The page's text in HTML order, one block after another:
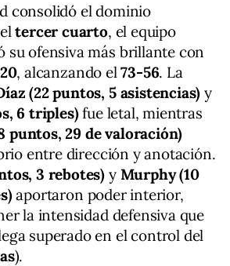
consolidó el dominio
tercer cuarto, el equipo
su ofensiva más brillante con
, alcanzando el73-56. La
(22 puntos, 5 asistencias) y
6 triples)fue letal, mientras
puntos, 29 de valoración)
entre dirección y anotación.
3 rebotes) y Murphy (10
aportaron poder interior,
la intensidad defensiva que
superado en el control del
).